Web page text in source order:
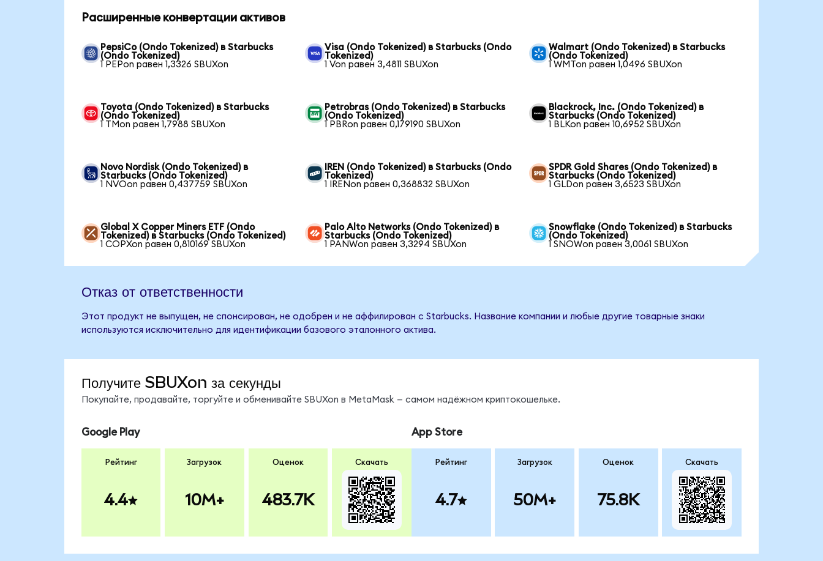
Расширенные конвертации активов
PepsiCo (Ondo Tokenized) в Starbucks
(Ondo Tokenized)
1 PEPon равен 1,3326 SBUXon
Visa (Ondo Tokenized) в Starbucks (Ondo
Tokenized)
1 Von равен 3,4811 SBUXon
Walmart (Ondo Tokenized) в Starbucks
(Ondo Tokenized)
1 WMTon равен 1,0496 SBUXon
Toyota (Ondo Tokenized) в Starbucks
(Ondo Tokenized)
1 TMon равен 1,7988 SBUXon
Petrobras (Ondo Tokenized) в Starbucks
(Ondo Tokenized)
1 PBRon равен 0,179190 SBUXon
Blackrock, Inc. (Ondo Tokenized) в
Starbucks (Ondo Tokenized)
1 BLKon равен 10,6952 SBUXon
Novo Nordisk (Ondo Tokenized) в
Starbucks (Ondo Tokenized)
1 NVOon равен 0,437759 SBUXon
IREN (Ondo Tokenized) в Starbucks (Ondo
Tokenized)
1 IRENon равен 0,368832 SBUXon
SPDR Gold Shares (Ondo Tokenized) в
Starbucks (Ondo Tokenized)
1 GLDon равен 3,6523 SBUXon
Global X Copper Miners ETF (Ondo
Tokenized) в Starbucks (Ondo Tokenized)
1 COPXon равен 0,810169 SBUXon
Palo Alto Networks (Ondo Tokenized) в
Starbucks (Ondo Tokenized)
1 PANWon равен 3,3294 SBUXon
Snowflake (Ondo Tokenized) в Starbucks
(Ondo Tokenized)
1 SNOWon равен 3,0061 SBUXon
Отказ от ответственности
Этот продукт не выпущен, не спонсирован, не одобрен и не аффилирован с Starbucks. Название компании и любые другие товарные знаки
используются исключительно для идентификации базового эталонного актива.
Получите SBUXon за секунды
Покупайте, продавайте, торгуйте и обменивайте SBUXon в MetaMask — самом надёжном криптокошельке.
Google Play
Рейтинг
4.4
Загрузок
10M+
Оценок
483.7K
Скачать
App Store
Рейтинг
4.7
Загрузок
50M+
Оценок
75.8K
Скачать